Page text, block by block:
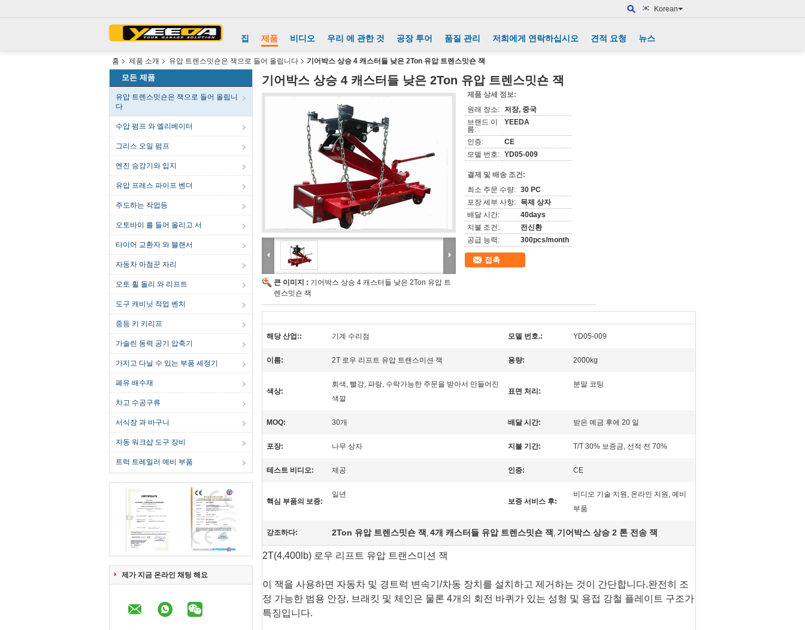
Korean
집 제품 비디오 우리 에 관한 것 공장 투어 품질 관리 저희에게 연락하십시오 견적 요청 뉴스
홈 제품 소개 유압 트렌스밋숀은 잭으로 들어 올립니다 기어박스 상승 4 캐스터들 낮은 2Ton 유압 트렌스밋숀 잭
모든 제품
유압 트렌스밋숀은 잭으로 들어 올립니
다
수압 펌프 와 엘리베이터
그리스 오일 펌프
엔진 승강기와 입지
유압 프레스 파이프 벤더
주도하는 작업등
오토바이 를 들어 올리고 서
타이어 교환자 와 블랜서
자동차 아첨꾼 자리
오토 휠 돌리 와 리프트
도구 캐비닛 작업 벤치
중등 키 키리프
가솔린 동력 공기 압축기
가지고 다닐 수 있는 부품 세정기
폐유 배수재
차고 수공구류
서식장 과 바구니
자동 워크샵 도구 장비
트럭 트레일러 예비 부품
제가 지금 온라인 채팅 해요
기어박스 상승 4 캐스터들 낮은 2Ton 유압 트렌스밋숀 잭
큰 이미지 : 기어박스 상승 4 캐스터들 낮은 2Ton 유압 트
렌스밋숀 잭
제품 상세 정보:
원래 장소: 저장, 중국
브랜드 이
름:
YEEDA
인증:
CE
모델 번호: YD05-009
결제 및 배송 조건:
최소 주문 수량: 30 PC
포장 세부 사항:
목제 상자
배달 시간:
40days
지불 조건:
전신환
공급 능력:
300pcs/month
접촉
해당 산업:: 기계 수리점 모델 번호.: YD05-009
이름: 2T 로우 리프트 유압 트랜스미션 잭 용량: 2000kg
색상:
회색, 빨강, 파랑, 수락가능한 주문을 받아서 만들어진
색깔
표면 처리:
분말 코팅
MOQ: 30개 배달 시간: 받은 예금 후에 20 일
포장: 나무 상자 지불 기간: T/T 30% 보증금, 선적 전 70%
테스트 비디오: 제공 인증: CE
핵심 부품의 보증:
일년
보증 서비스 후:
비디오 기술 지원, 온라인 지원, 예비
부품
강조하다: 2Ton 유압 트렌스밋숀 잭 , 4개 캐스터들 유압 트렌스밋숀 잭 , 기어박스 상승 2 톤 전송 잭
2T(4,400lb) 로우 리프트 유압 트랜스미션 잭
이 잭을 사용하면 자동차 및 경트럭 변속기/차동 장치를 설치하고 제거하는 것이 간단합니다.완전히 조
정 가능한 범용 안장, 브래킷 및 체인은 물론 4개의 회전 바퀴가 있는 성형 및 용접 강철 플레이트 구조가
특징입니다.